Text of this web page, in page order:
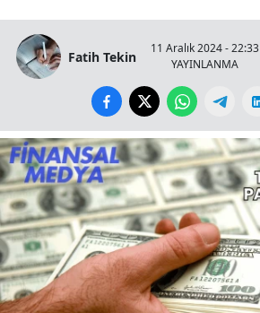
Fatih Tekin
11 Aralık 2024 - 22:33
YAYINLANMA